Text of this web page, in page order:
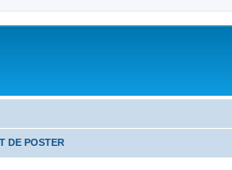
DE POSTER